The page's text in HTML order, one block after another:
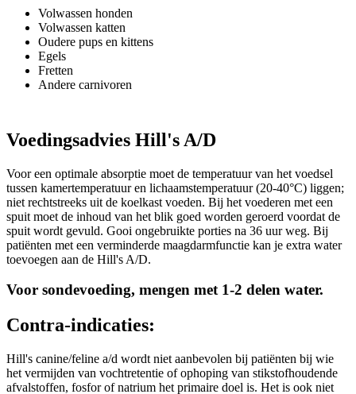
Volwassen honden
Volwassen katten
Oudere pups en kittens
Egels
Fretten
Andere carnivoren
Voedingsadvies Hill's A/D
Voor een optimale absorptie moet de temperatuur van het voedsel
tussen kamertemperatuur en lichaamstemperatuur (20-40°C) liggen;
niet rechtstreeks uit de koelkast voeden. Bij het voederen met een
spuit moet de inhoud van het blik goed worden geroerd voordat de
spuit wordt gevuld. Gooi ongebruikte porties na 36 uur weg. Bij
patiënten met een verminderde maagdarmfunctie kan je extra water
toevoegen aan de Hill's A/D.
Voor sondevoeding, mengen met 1-2 delen water.
Contra-indicaties:
Hill's canine/feline a/d wordt niet aanbevolen bij patiënten bij wie
het vermijden van vochtretentie of ophoping van stikstofhoudende
afvalstoffen, fosfor of natrium het primaire doel is. Het is ook niet